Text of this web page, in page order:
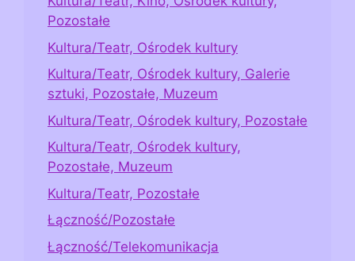
Pozostałe
Kultura/Teatr, Ośrodek kultury
Kultura/Teatr, Ośrodek kultury, Galerie
sztuki, Pozostałe, Muzeum
Kultura/Teatr, Ośrodek kultury, Pozostałe
Kultura/Teatr, Ośrodek kultury,
Pozostałe, Muzeum
Kultura/Teatr, Pozostałe
Łączność/Pozostałe
Łączność/Telekomunikacja